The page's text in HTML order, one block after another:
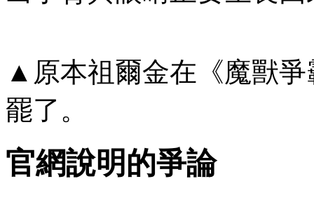
▲原本祖爾金在《魔獸
罷了。
官網說明的爭論